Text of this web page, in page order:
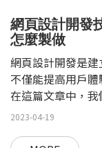
網頁設計開發
怎麼製做
網頁設計開發是
不僅能提高用戶
在這篇文章中，
2023-04-19